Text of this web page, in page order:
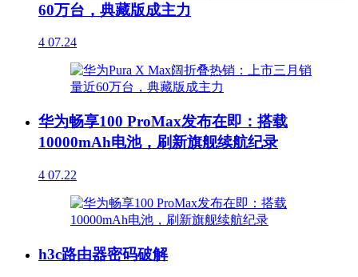
60万台，典藏版成主力
4 07.24
华为畅享100 ProMax发布在即：搭载
10000mAh电池，刷新旗舰续航纪录
4 07.22
h3c路由器密码破解